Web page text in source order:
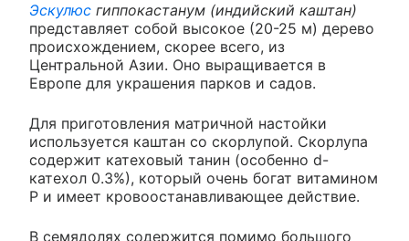
Эскулюс гиппокастанум (индийский каштан)
представляет собой высокое (20-25 м) дерево
происхождением, скорее всего, из
Центральной Азии. Оно выращивается в
Европе для украшения парков и садов.
Для приготовления матричной настойки
используется каштан со скорлупой. Скорлупа
содержит катеховый танин (особенно d-
катехол 0.3%), который очень богат витамином
Р и имеет кровоостанавливающее действие.
В семядолях содержится помимо большого